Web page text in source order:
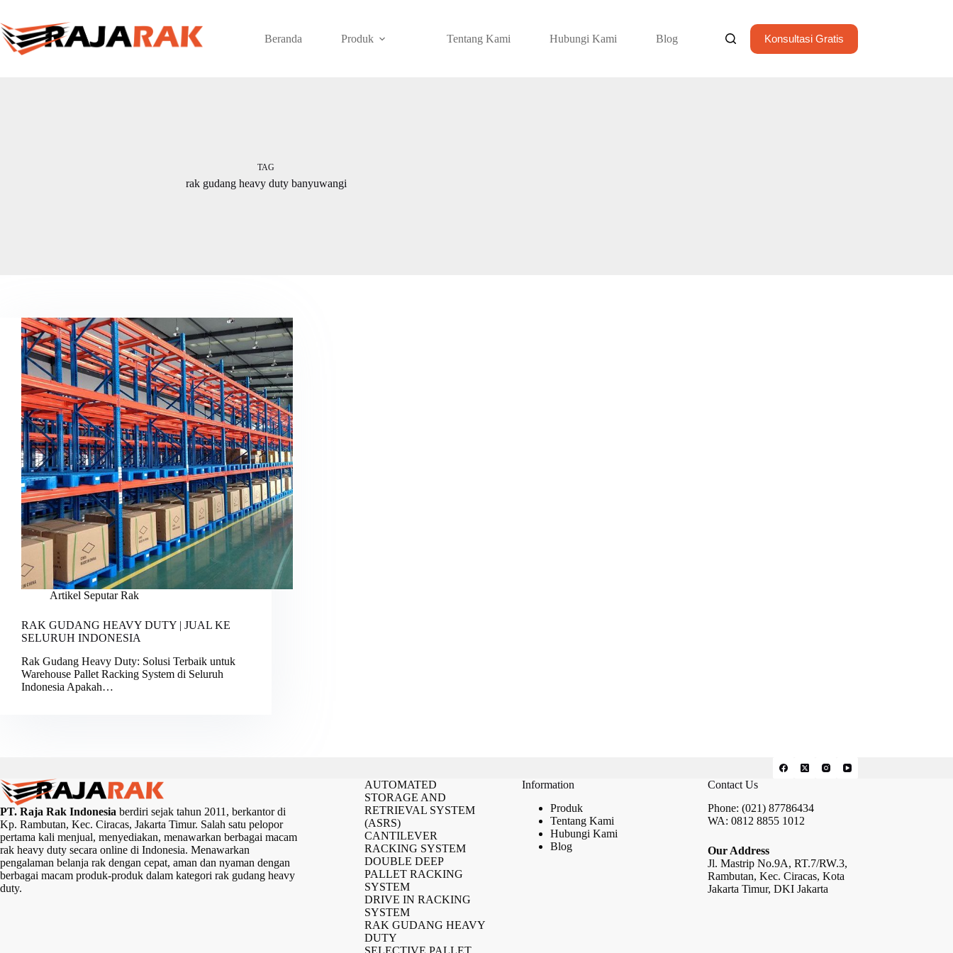
content
Beranda Produk Tentang Kami Hubungi Kami Blog Konsultasi Gratis
TAG
rak gudang heavy duty banyuwangi
Artikel Seputar Rak
RAK GUDANG HEAVY DUTY | JUAL KE
SELURUH INDONESIA
Rak Gudang Heavy Duty: Solusi Terbaik untuk
Warehouse Pallet Racking System di Seluruh
Indonesia Apakah…
PT. Raja Rak Indonesia berdiri sejak tahun 2011, berkantor di
Kp. Rambutan, Kec. Ciracas, Jakarta Timur. Salah satu pelopor
pertama kali menjual, menyediakan, menawarkan berbagai macam
rak heavy duty secara online di Indonesia. Menawarkan
pengalaman belanja rak dengan cepat, aman dan nyaman dengan
berbagai macam produk-produk dalam kategori rak gudang heavy
duty.
AUTOMATED
STORAGE AND
RETRIEVAL SYSTEM
(ASRS)
CANTILEVER
RACKING SYSTEM
DOUBLE DEEP
PALLET RACKING
SYSTEM
DRIVE IN RACKING
SYSTEM
RAK GUDANG HEAVY
DUTY
SELECTIVE PALLET
Information
Produk
Tentang Kami
Hubungi Kami
Blog
Contact Us
Phone: (021) 87786434
WA: 0812 8855 1012
Our Address
Jl. Mastrip No.9A, RT.7/RW.3,
Rambutan, Kec. Ciracas, Kota
Jakarta Timur, DKI Jakarta